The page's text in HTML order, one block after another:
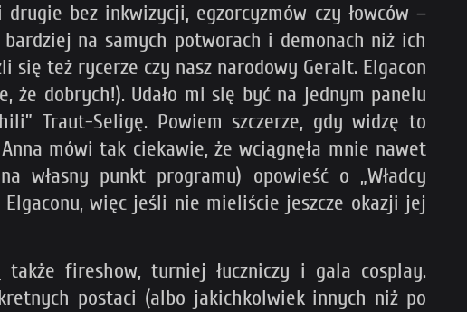
bez inkwizycji, egzorcyzmów czy łowców –
na samych potworach i demonach niż ich
też rycerze czy nasz narodowy Geralt. Elgacon
że dobrych!). Udało mi się być na jednym panelu
Traut-Seligę. Powiem szczerze, gdy widzę to
mówi tak ciekawie, że wciągnęła mnie nawet
własny punkt programu) opowieść o „Władcy
więc jeśli nie mieliście jeszcze okazji jej
także fireshow, turniej łuczniczy i gala cosplay.
postaci (albo jakichkolwiek innych niż po